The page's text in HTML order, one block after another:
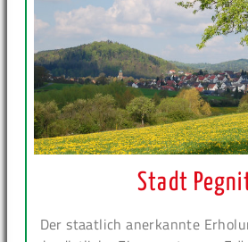
Stadt
Der staatlich anerkannte